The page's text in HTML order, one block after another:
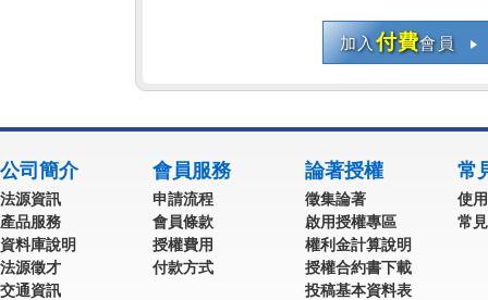
加入付費會員
公司簡介
法源資訊
產品服務
資料庫說明
法源徵才
交通資訊
會員服務
申請流程
會員條款
授權費用
付款方式
論著授權
徵集論著
啟用授權專區
權利金計算說明
授權合約書下載
投稿基本資料表
常
使
常